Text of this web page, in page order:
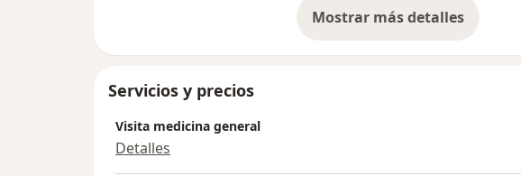
Mostrar más detalles
sobre la experiencia
Servicios y precios
Visita medicina general
Detalles